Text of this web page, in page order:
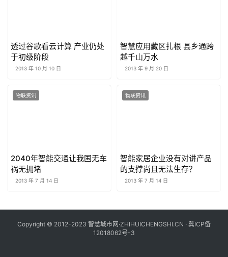
透过谷歌看云计算 产业仍处
于初级阶段
2013 年 10 月 10 日
智慧应用藏区扎根 县乡通跨
越千山万水
2013 年 9 月 20 日
物联资讯
2040年智能交通让我国无车
祸无拥堵
2013 年 7 月 14 日
物联资讯
智能家居企业没有对讲产品
的支撑尚且无法生存？
2013 年 7 月 14 日
Copyright © 2012-2023 智慧城市网·ZHIHUICHENGSHI.CN · 冀ICP备
12018062号-3